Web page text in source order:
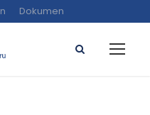
Dokumen